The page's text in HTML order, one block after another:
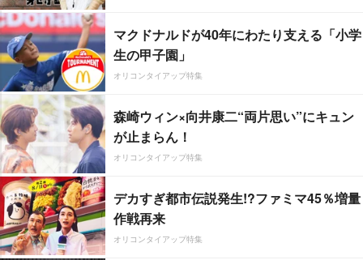
マクドナルドが40年にわたり支える「小学
生の甲子園」
オリコンタイアップ特集
森崎ウィン×向井康二“両片思い”にキュン
が止まらん！
オリコンタイアップ特集
デカすぎ都市伝説発生!?ファミマ45％増量
作戦再来
オリコンタイアップ特集